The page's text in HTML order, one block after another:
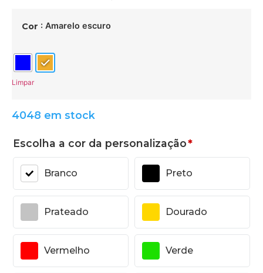
Cor : Amarelo escuro
Limpar
4048 em stock
Escolha a cor da personalização*
Branco Preto
Prateado Dourado
Vermelho Verde